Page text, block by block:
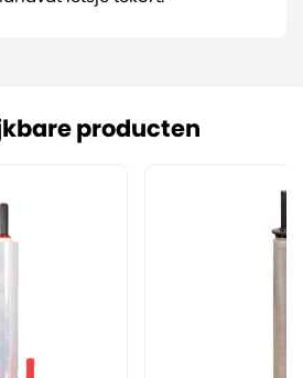
producten